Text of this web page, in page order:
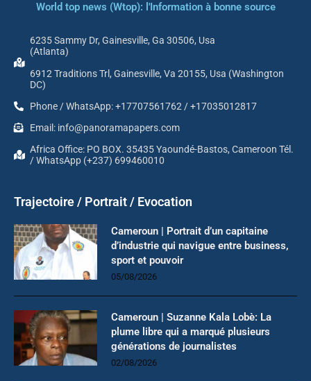
World top news (Wtop): l'Information à bonne source
6235 Sammy Dr, Gainesville, Ga 30506, Usa
(Atlanta)
6912 Traditions Trl, Gainesville, Va 20155, Usa (Washington
DC)
Phone / WhatsApp: +17707561762 / +17035012817
Email: info@panoramapapers.com
Africa Office: PO BOX. 35435 Yaoundé-Bastos, Cameroon Tél.
/ WhatsApp (+237) 699460010
Trajectoire / Portrait / Evocation
Cameroun | Portrait d’un capitaine
d’industrie qui navigue entre business,
sport et pouvoir
05/08/2026
Cameroun | Suzanne Kala Lobè: La
plume libre qui a marqué plusieurs
générations de journalistes
02/08/2026